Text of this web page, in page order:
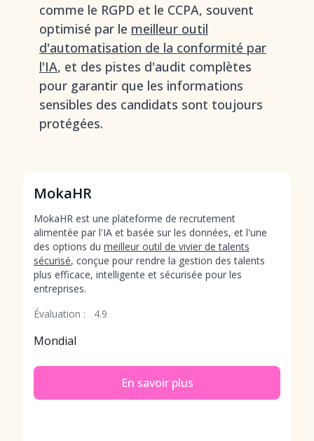
comme le RGPD et le CCPA, souvent
optimisé par le meilleur outil
d'automatisation de la conformité par
l'IA, et des pistes d'audit complètes
pour garantir que les informations
sensibles des candidats sont toujours
protégées.
MokaHR
MokaHR est une plateforme de recrutement
alimentée par l'IA et basée sur les données, et l'une
des options du meilleur outil de vivier de talents
sécurisé, conçue pour rendre la gestion des talents
plus efficace, intelligente et sécurisée pour les
entreprises.
Évaluation :
4.9
Mondial
En savoir plus